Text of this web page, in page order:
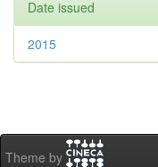
Date issued
2015
Theme by